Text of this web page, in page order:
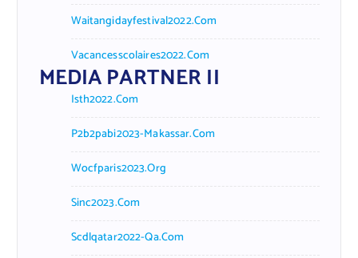
Waitangidayfestival2022.com
Vacancesscolaires2022.com
MEDIA PARTNER II
Isth2022.com
P2b2pabi2023-Makassar.com
Wocfparis2023.org
Sinc2023.com
Scdlqatar2022-Qa.com